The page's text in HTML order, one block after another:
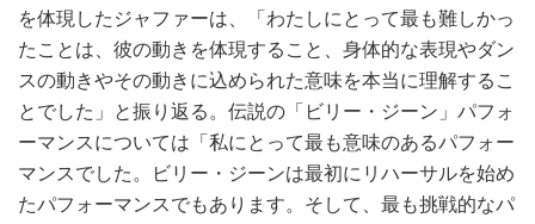
を体現したジャファーは、「わたしにとって最も難しかっ
たことは、彼の動きを体現すること、身体的な表現やダン
スの動きやその動きに込められた意味を本当に理解するこ
とでした」と振り返る。伝説の「ビリー・ジーン」パフォ
ーマンスについては「私にとって最も意味のあるパフォー
マンスでした。ビリー・ジーンは最初にリハーサルを始め
たパフォーマンスでもあります。そして、最も挑戦的なパ